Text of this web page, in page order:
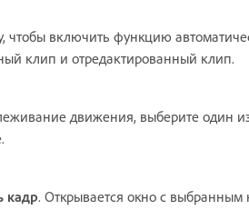
чтобы включить функцию
клип и отредактированный клип.
движения, выберите один
кадр. Открывается окно с выбранным